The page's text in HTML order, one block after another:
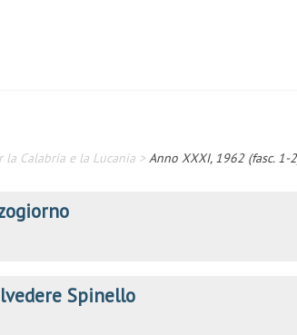
Calabria e la Lucania > Anno XXXI, 1962 (fasc. 1-
Spinello